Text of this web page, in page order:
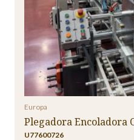
Europa
Plegadora Encoladora
U77600726